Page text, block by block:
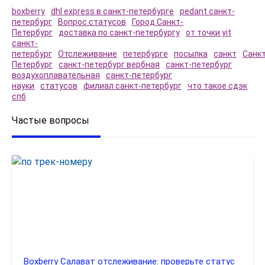
boxberry dhl express в санкт-петербурге
pedant санкт-
петербург
Вопрос статусов
Город Санкт-
Петербург
доставка по санкт-петербургу
от точки yit
санкт-
петербург
Отслеживание петербурге посылка санкт
Петербург
санкт-петербург вербная
санкт-петербург
воздухоплавательная
санкт-петербург
науки
статусов филиал санкт-петербург
что такое сдэк
спб
Частые вопросы
Boxberry Салават отслеживание: проверьте статус